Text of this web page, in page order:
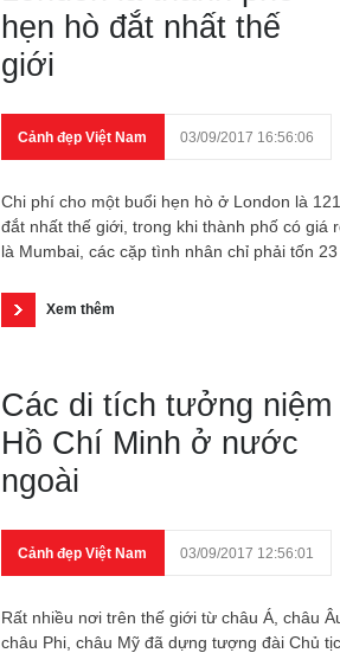
hẹn hò đắt nhất thế
giới
Cảnh đẹp Việt Nam 03/09/2017 16:56:06
Chi phí cho một buổi hẹn hò ở London là 121
đắt nhất thế giới, trong khi thành phố có giá
là Mumbai, các cặp tình nhân chỉ phải tốn 23
Xem thêm
Các di tích tưởng niệm
Hồ Chí Minh ở nước
ngoài
Cảnh đẹp Việt Nam 03/09/2017 12:56:01
Rất nhiều nơi trên thế giới từ châu Á, châu
châu Phi, châu Mỹ đã dựng tượng đài Chủ